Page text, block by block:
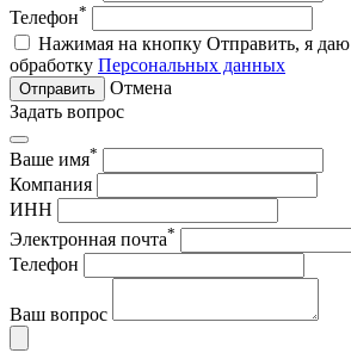
Телефон*
Нажимая на кнопку Отправить, я даю
обработку Персональных данных
Отправить
Отмена
Задать вопрос
Ваше имя*
Компания
ИНН
Электронная почта*
Телефон
Ваш вопрос